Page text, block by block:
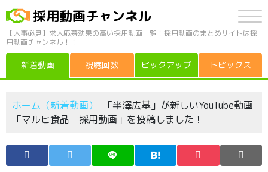
採用動画チャンネル
【人事必見】求人応募効果の高い採用動画一覧！採用動画のまとめサイトは採
用動画チャンネル！！
新着動画 視聴回数 ピックアップ トピックス
ホーム（新着動画）
「半澤広基」が新しいYouTube動画
「マルヒ食品 採用動画」を投稿しました！